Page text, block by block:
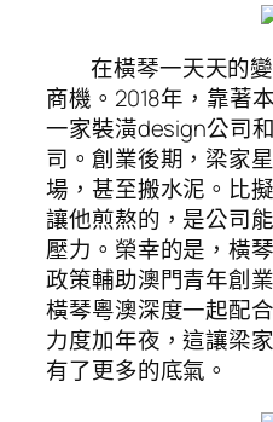
在橫琴一天天的
商機。2018年，靠著
一家裝潢design公司
司。創業後期，梁家
場，甚至搬水泥。比
讓他煎熬的，是公司
壓力。榮幸的是，橫
政策輔助澳門青年創
橫琴粵澳深度一起配
力度加年夜，這讓梁
有了更多的底氣。